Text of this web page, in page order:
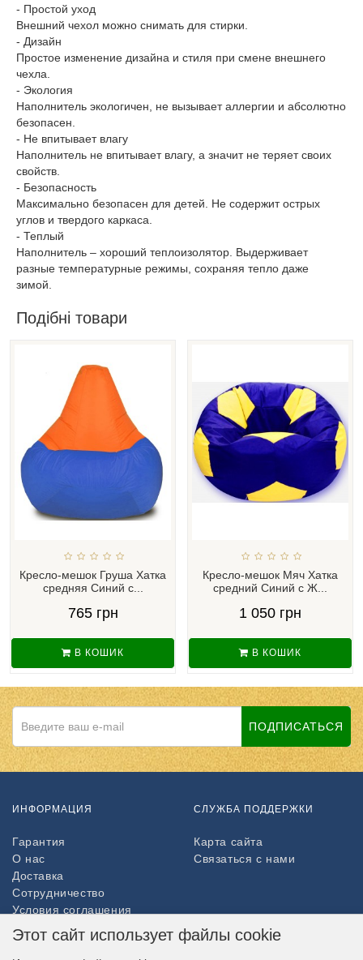
- Простой уход
Внешний чехол можно снимать для стирки.
- Дизайн
Простое изменение дизайна и стиля при смене внешнего
чехла.
- Экология
Наполнитель экологичен, не вызывает аллергии и абсолютно
безопасен.
- Не впитывает влагу
Наполнитель не впитывает влагу, а значит не теряет своих
свойств.
- Безопасность
Максимально безопасен для детей. Не содержит острых
углов и твердого каркаса.
- Теплый
Наполнитель – хороший теплоизолятор. Выдерживает
разные температурные режимы, сохраняя тепло даже
зимой.
Подібні товари
Кресло-мешок Груша Хатка
средняя Синий с...
765 грн
В КОШИК
Кресло-мешок Мяч Хатка
средний Синий с Ж...
1 050 грн
В КОШИК
ПОДПИСАТЬСЯ
ИНФОРМАЦИЯ
Гарантия
О нас
Доставка
Сотрудничество
Условия соглашения
Возврат товара
СЛУЖБА ПОДДЕРЖКИ
Карта сайта
Связаться с нами
Этот сайт использует файлы cookie